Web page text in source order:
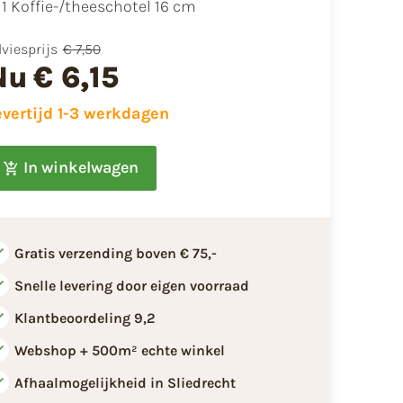
​1 Koffie-/theeschotel 16 cm
€ 7,50
€ 6,15
1-3 werkdagen
In winkelwagen
Gratis verzending boven € 75,-
Snelle levering door eigen voorraad
Klantbeoordeling 9,2
Webshop + 500m² echte winkel
Afhaalmogelijkheid in Sliedrecht